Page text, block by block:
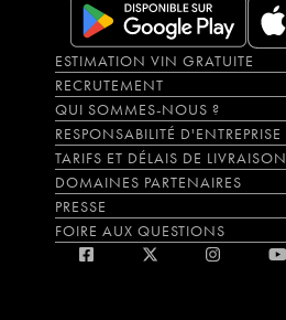
ESTIMATION VIN GRATUITE
RECRUTEMENT
QUI SOMMES-NOUS ?
RESPONSABILITÉ D'ENTREPRISE
TARIFS ET DÉLAIS DE LIVRAISON
DOMAINES PARTENAIRES
PRESSE
FOIRE AUX QUESTIONS